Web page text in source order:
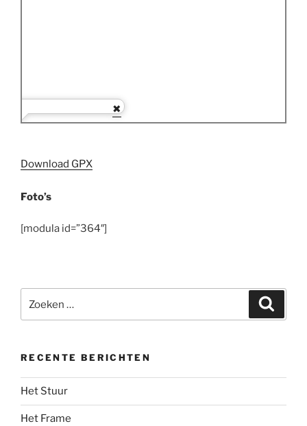
Download GPX
Foto’s
[modula id=”364″]
naar:
RECENTE BERICHTEN
Het Stuur
Het Frame